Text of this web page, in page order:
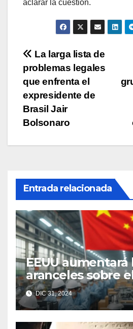
aclarar la cuestión.
Navegación
de
entradas
La larga lista de
problemas legales
que enfrenta el
expresidente de
Brasil Jair
Bolsonaro
Entrada relacionada
EEUU aumentará
aranceles sobre
las obleas y el
chinos
DIC 31, 2024